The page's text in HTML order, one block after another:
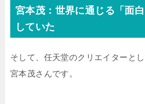
宮本茂：世界に通じる「面
していた
そして、任天堂のクリエイターと
宮本茂さんです。